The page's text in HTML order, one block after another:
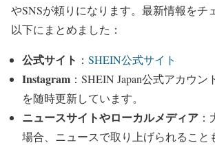
やSNSが頼りになります。最新情報をチ
以下にまとめました：
公式サイト ： SHEIN公式サイト
Instagram ：SHEIN Japan公式アカウ
を随時更新しています。
ニュースサイトやローカルメディア
場合、ニュースで取り上げられること